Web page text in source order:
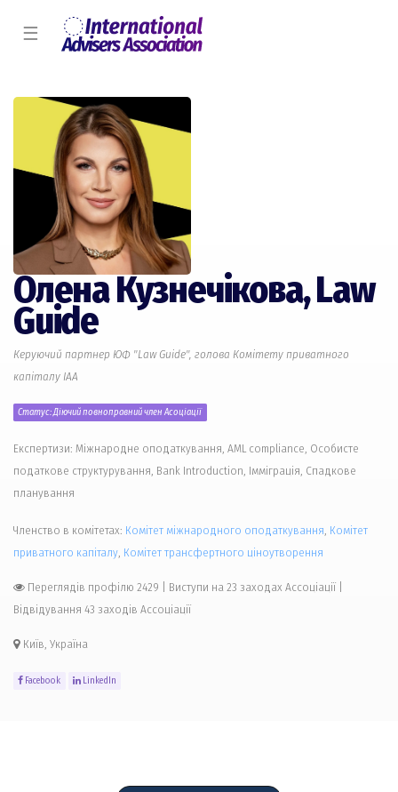
☰
Олена Кузнечікова,Law
Guide
Керуючий партнер ЮФ "Law Guide", голова Комiтету приватного
капіталу IAA
Статус: Діючий повноправний член Асоціації
Експертизи: Міжнародне оподаткування, AML compliance, Особисте
податкове структурування, Bank Introduction, Імміграція, Спадкове
планування
Членство в комітетах: Комiтет міжнародного оподаткування, Комiтет
приватного капіталу, Комiтет трансфертного цiноутворення
Переглядів профілю 2429
Виступи на 23 заходах Ассоціації |
Відвідування 43 заходів Ассоціації
Київ, Україна
Facebook LinkedIn